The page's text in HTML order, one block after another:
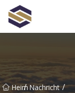
Heim
/ Nachricht /